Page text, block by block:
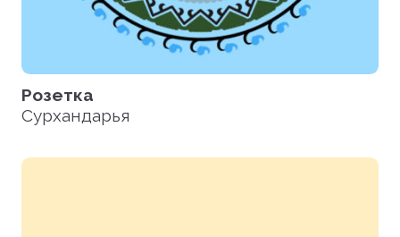
Розетка
Сурхандарья